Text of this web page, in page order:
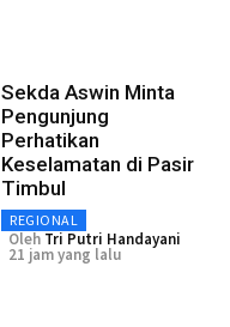
Sekda Aswin Minta
Pengunjung
Perhatikan
Keselamatan di Pasir
Timbul
REGIONAL
Oleh Tri Putri Handayani
21 jam yang lalu